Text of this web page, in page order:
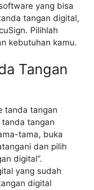
yang bisa
tangan digital,
Pilihlah
kebutuhan kamu.
Tangan
tanda tangan
tangan
tama, buka
dan pilih
digital”.
yang sudah
digital